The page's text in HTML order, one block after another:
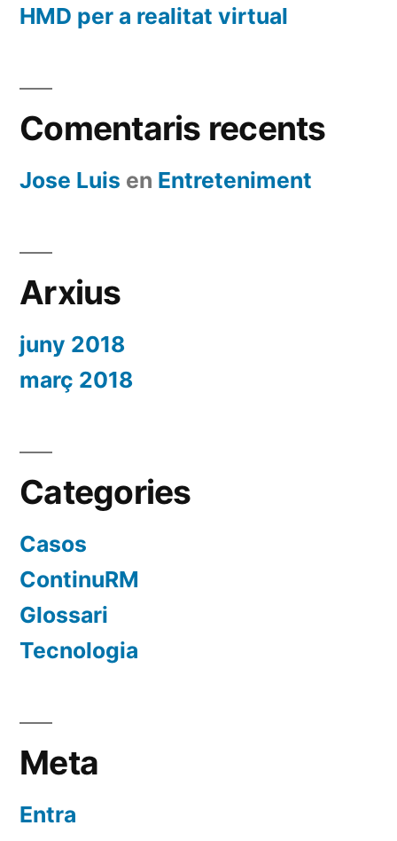
HMD per a realitat virtual
Comentaris recents
Jose Luis en Entreteniment
Arxius
juny 2018
març 2018
Categories
Casos
ContinuRM
Glossari
Tecnologia
Meta
Entra